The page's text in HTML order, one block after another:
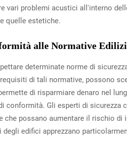
vari problemi acustici all'interno
quelle estetiche.
alle Normative
determinate norme di
di tali normative, possono
di risparmiare denaro nel
conformità. Gli esperti di
che possano aumentare il rischio
edifici apprezzano